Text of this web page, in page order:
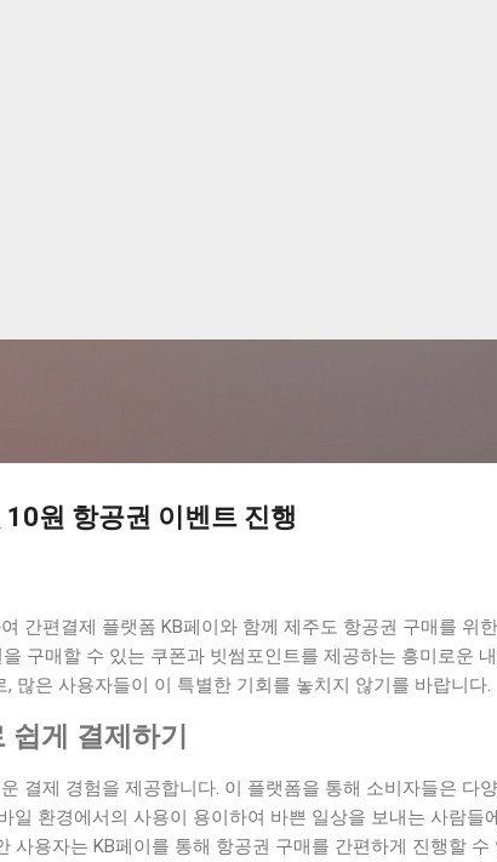
원 항공권 이벤트 진행
간편결제 플랫폼 KB페이와 함께 제주도 항공권 구매를 위
구매할 수 있는 쿠폰과 빗썸포인트를 제공하는 흥미로운
많은 사용자들이 이 특별한 기회를 놓치지 않기를 바랍니다.
게 결제하기
결제 경험을 제공합니다. 이 플랫폼을 통해 소비자들은 다
일 환경에서의 사용이 용이하여 바쁜 일상을 보내는 사람들
사용자는 KB페이를 통해 항공권 구매를 간편하게 진행할